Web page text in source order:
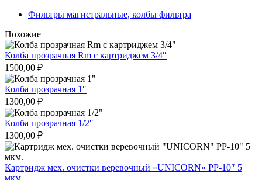
Фильтры магистральные, колбы фильтра
Похожие
Колба прозрачная Rm с картриджем 3/4″
1500,00 ₽
Колба прозрачная 1″
1300,00 ₽
Колба прозрачная 1/2″
1300,00 ₽
Картридж мех. очистки веревочный «UNICORN» РР-10″ 5
мкм.